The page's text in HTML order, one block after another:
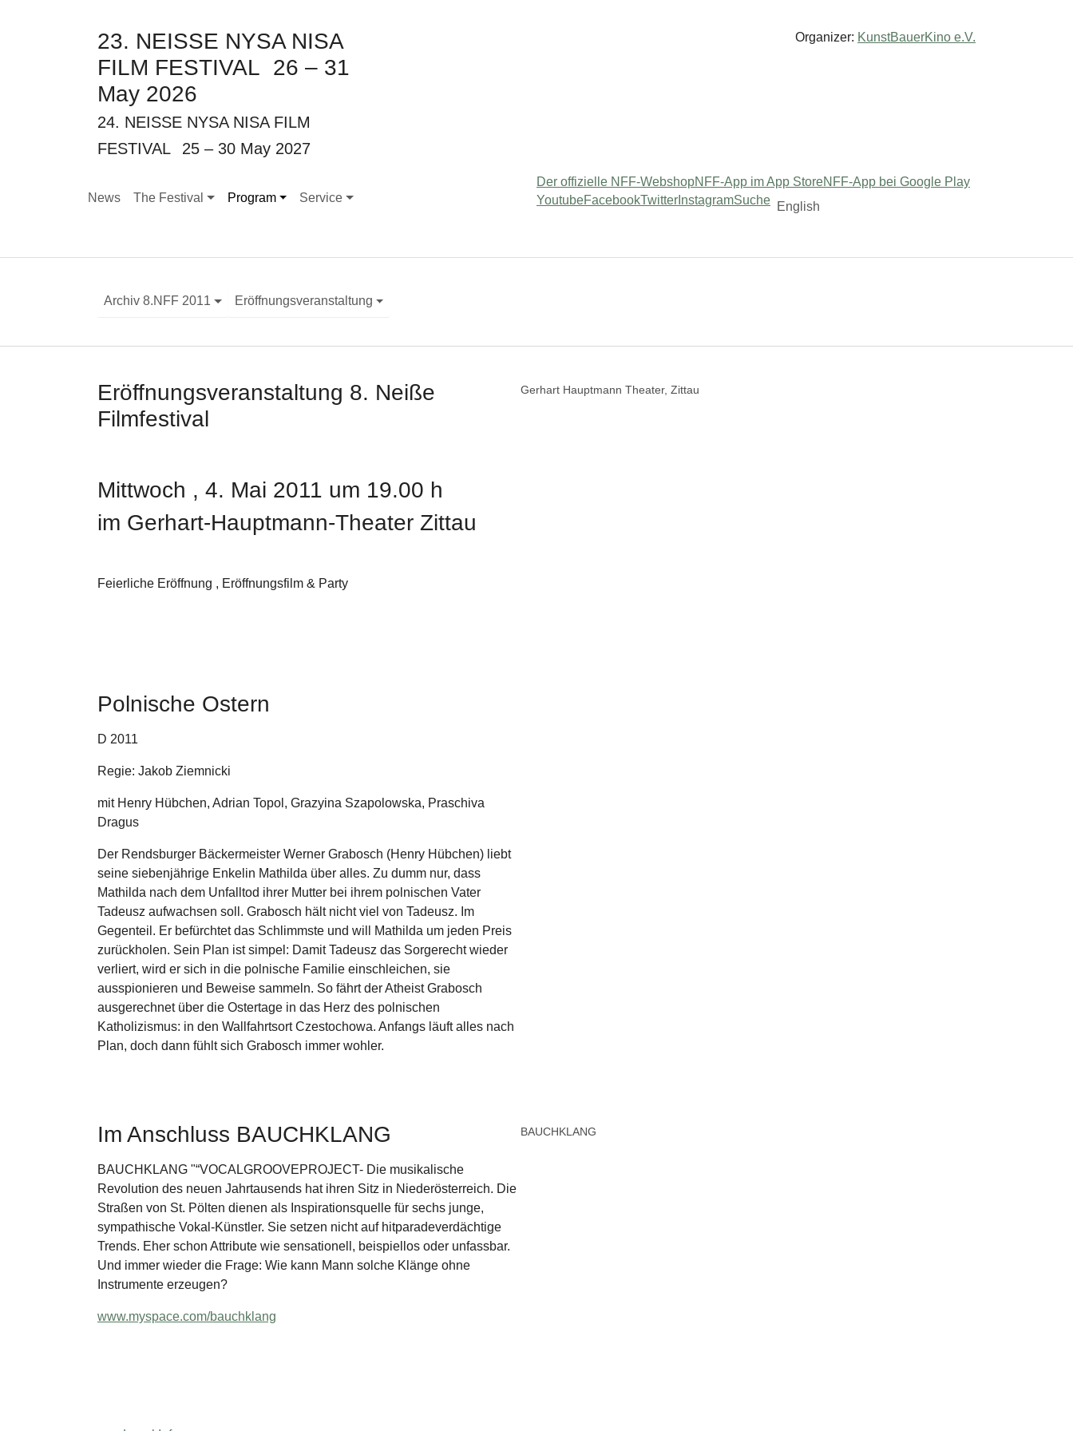
23. NEISSE NYSA NISA
FILM FESTIVAL 26 – 31
May 2026
24. NEISSE NYSA NISA FILM
FESTIVAL
25 – 30 May 2027
Organizer: KunstBauerKino e.V.
News The Festival
Submenu for "The Festival"
Program
Submenu for "Program"
Service
Submenu for "Service"
Der offizielle NFF-WebshopNFF-App im App StoreNFF-App bei Google Play
YoutubeFacebookTwitter InstagramSuche English
Archiv 8.NFF 2011 Eröffnungsveranstaltung
Gerhart Hauptmann Theater, Zittau
Eröffnungsveranstaltung 8. Neiße
Filmfestival
Mittwoch , 4. Mai 2011 um 19.00 h
im Gerhart-Hauptmann-Theater Zittau
Feierliche Eröffnung , Eröffnungsfilm & Party
Polnische Ostern
D 2011
Regie: Jakob Ziemnicki
mit Henry Hübchen, Adrian Topol, Grazyina Szapolowska, Praschiva
Dragus
Der Rendsburger Bäckermeister Werner Grabosch (Henry Hübchen) liebt
seine siebenjährige Enkelin Mathilda über alles. Zu dumm nur, dass
Mathilda nach dem Unfalltod ihrer Mutter bei ihrem polnischen Vater
Tadeusz aufwachsen soll. Grabosch hält nicht viel von Tadeusz. Im
Gegenteil. Er befürchtet das Schlimmste und will Mathilda um jeden Preis
zurückholen. Sein Plan ist simpel: Damit Tadeusz das Sorgerecht wieder
verliert, wird er sich in die polnische Familie einschleichen, sie
ausspionieren und Beweise sammeln. So fährt der Atheist Grabosch
ausgerechnet über die Ostertage in das Herz des polnischen
Katholizismus: in den Wallfahrtsort Czestochowa. Anfangs läuft alles nach
Plan, doch dann fühlt sich Grabosch immer wohler.
Show larger version
BAUCHKLANG
Im Anschluss BAUCHKLANG
BAUCHKLANG "“VOCALGROOVEPROJECT- Die musikalische
Revolution des neuen Jahrtausends hat ihren Sitz in Niederösterreich. Die
Straßen von St. Pölten dienen als Inspirationsquelle für sechs junge,
sympathische Vokal-Künstler. Sie setzen nicht auf hitparadeverdächtige
Trends. Eher schon Attribute wie sensationell, beispiellos oder unfassbar.
Und immer wieder die Frage: Wie kann Mann solche Klänge ohne
Instrumente erzeugen?
www.myspace.com/bauchklang